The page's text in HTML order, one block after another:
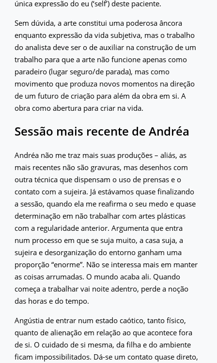
única expressão do eu (‘self’) deste paciente.
Sem dúvida, a arte constitui uma poderosa âncora
enquanto expressão da vida subjetiva, mas o trabalho
do analista deve ser o de auxiliar na construção de um
trabalho para que a arte não funcione apenas como
paradeiro (lugar seguro/de parada), mas como
movimento que produza novos momentos na direção
de um futuro de criação para além da obra em si. A
obra como abertura para criar na vida.
Sessão mais recente de Andréa
Andréa não me traz mais suas produções – aliás, as
mais recentes não são gravuras, mas desenhos com
outra técnica que dispensam o uso de prensas e o
contato com a sujeira. Já estávamos quase finalizando
a sessão, quando ela me reafirma o seu medo e quase
determinação em não trabalhar com artes plásticas
com a regularidade anterior. Argumenta que entra
num processo em que se suja muito, a casa suja, a
sujeira e desorganização do entorno ganham uma
proporção “enorme”. Não se interessa mais em manter
as coisas arrumadas. O mundo acaba ali. Quando
começa a trabalhar vai noite adentro, perde a noção
das horas e do tempo.
Angústia de entrar num estado caótico, tanto físico,
quanto de alienação em relação ao que acontece fora
de si. O cuidado de si mesma, da filha e do ambiente
ficam impossibilitados. Dá-se um contato quase direto,